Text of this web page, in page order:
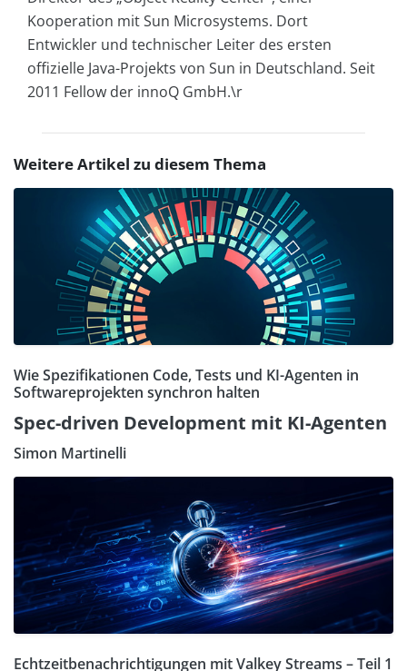
Kooperation mit Sun Microsystems. Dort
Entwickler und technischer Leiter des ersten
offizielle Java-Projekts von Sun in Deutschland. Seit
2011 Fellow der innoQ GmbH.\r
Weitere Artikel zu diesem Thema
Wie Spezifikationen Code, Tests und KI-Agenten in
Softwareprojekten synchron halten
Spec-driven Development mit KI-Agenten
Simon Martinelli
Echtzeitbenachrichtigungen mit Valkey Streams – Teil 1